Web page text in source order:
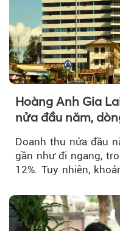
Hoàng Anh Gia
nửa đầu năm,
Doanh thu nửa đầu
gần như đi ngang,
12%. Tuy nhiên,